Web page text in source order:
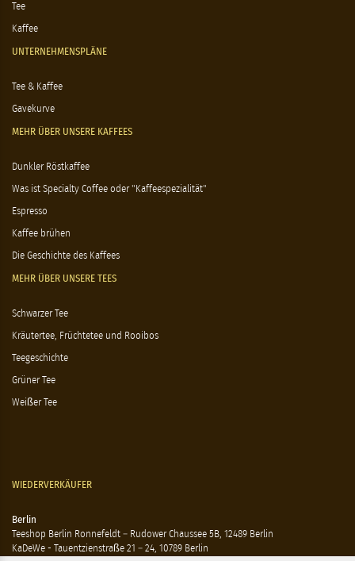
Tee
Kaffee
UNTERNEHMENSPLÄNE
Tee & Kaffee
Gavekurve
MEHR ÜBER UNSERE KAFFEES
Dunkler Röstkaffee
Was ist Specialty Coffee oder "Kaffeespezialität"
Espresso
Kaffee brühen
Die Geschichte des Kaffees
MEHR ÜBER UNSERE TEES
Schwarzer Tee
Kräutertee, Früchtetee und Rooibos
Teegeschichte
Grüner Tee
Weißer Tee
WIEDERVERKÄUFER
Berlin
Teeshop Berlin Ronnefeldt – Rudower Chaussee 5B, 12489 Berlin
KaDeWe - Tauentzienstraße 21 – 24, 10789 Berlin